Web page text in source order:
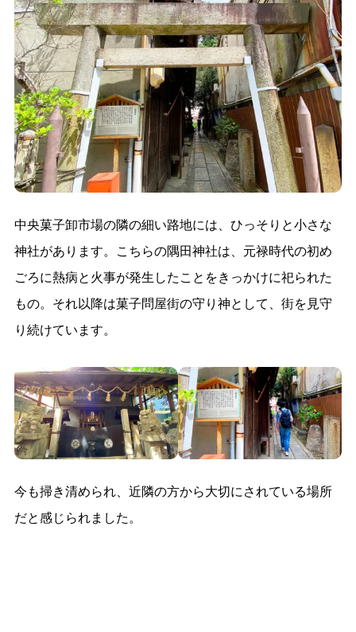
中央菓子卸市場の隣の細い路地には、ひっそりと小さな
神社があります。こちらの隅田神社は、元禄時代の初め
ごろに熱病と火事が発生したことをきっかけに祀られた
もの。それ以降は菓子問屋街の守り神として、街を見守
り続けています。
今も掃き清められ、近隣の方から大切にされている場所
だと感じられました。